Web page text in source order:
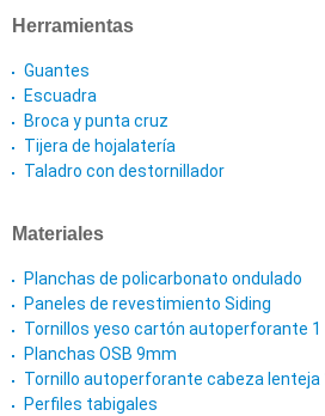
Herramientas
Guantes
Escuadra
Broca y punta cruz
Tijera de hojalatería
Taladro con destornillador
Materiales
Planchas de policarbonato ondulado
Paneles de revestimiento Siding
Tornillos yeso cartón autoperforante 1
Planchas OSB 9mm
Tornillo autoperforante cabeza lenteja
Perfiles tabigales